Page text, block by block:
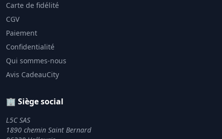
Carte de fidélité
CGV
Paiement
Confidentialité
Qui sommes-nous
Avis CadeauCity
🏢 Siège social
L5C SAS
1890 chemin Saint Bernard